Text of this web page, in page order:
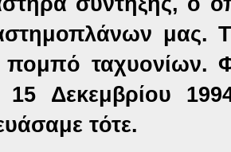
μας.
πομπό
15 Δεκεμβρίου
τότε.